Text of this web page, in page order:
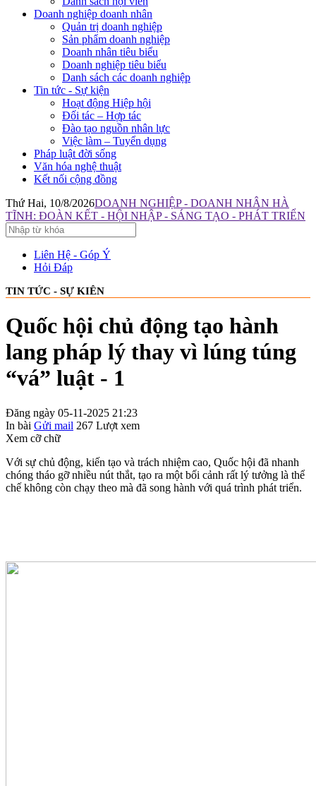
Doanh nghiệp doanh nhân
Quản trị doanh nghiệp
Sản phẩm doanh nghiệp
Doanh nhân tiêu biểu
Doanh nghiệp tiêu biểu
Danh sách các doanh nghiệp
Tin tức - Sự kiện
Hoạt động Hiệp hội
Đối tác – Hợp tác
Đào tạo nguồn nhân lực
Việc làm – Tuyển dụng
Pháp luật đời sống
Văn hóa nghệ thuật
Kết nối cộng đồng
Thứ Hai, 10/8/2026DOANH NGHIỆP - DOANH NHÂN HÀ
TĨNH: ĐOÀN KẾT - HỘI NHẬP - SÁNG TẠO - PHÁT TRIỂN
Liên Hệ - Góp Ý
Hỏi Đáp
TIN TỨC - SỰ KIÊN
Quốc hội chủ động tạo hành
lang pháp lý thay vì lúng túng
“vá” luật - 1
Đăng ngày 05-11-2025 21:23
In bài Gửi mail 267 Lượt xem
Xem cỡ chữ
Với sự chủ động, kiến tạo và trách nhiệm cao, Quốc hội đã nhanh
chóng tháo gỡ nhiều nút thắt, tạo ra một bối cảnh rất lý tưởng là thể
chế không còn chạy theo mà đã song hành với quá trình phát triển.